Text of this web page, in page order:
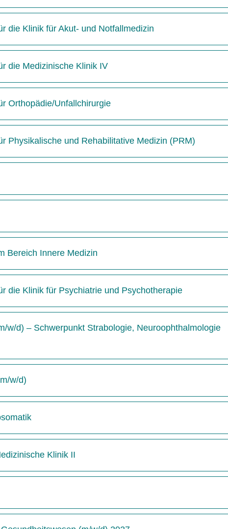
die Klinik für Akut- und Notfallmedizin
die Medizinische Klinik IV
Orthopädie/Unfallchirurgie
Physikalische und Rehabilitative Medizin (PRM)
Bereich Innere Medizin
die Klinik für Psychiatrie und Psychotherapie
w/d) – Schwerpunkt Strabologie, Neuroophthalmologie
w/d)
Klinik II